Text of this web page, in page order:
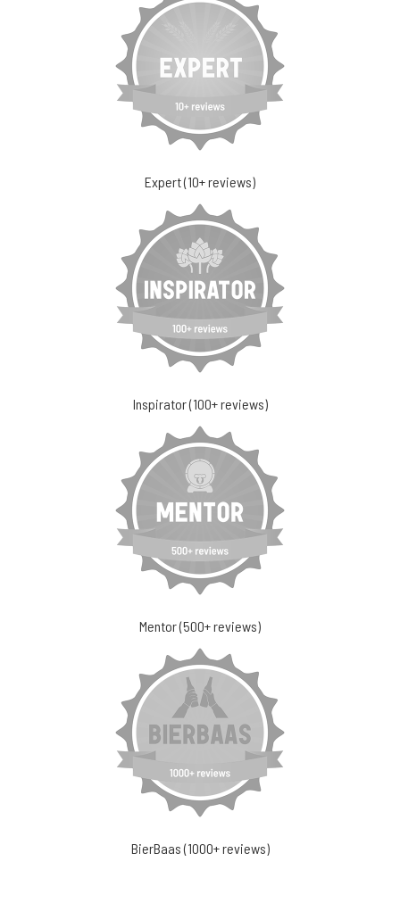
Expert (10+ reviews)
Inspirator (100+ reviews)
Mentor (500+ reviews)
BierBaas (1000+ reviews)